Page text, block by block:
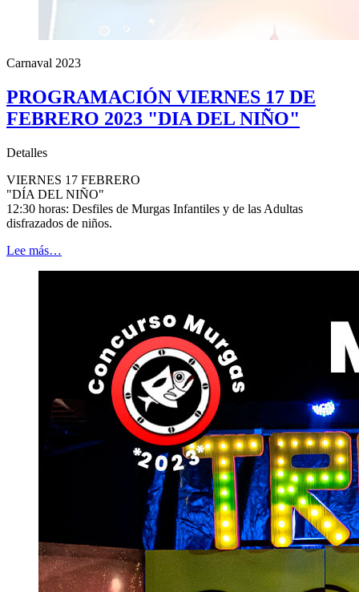
Carnaval 2023
PROGRAMACIÓN VIERNES 17 DE
FEBRERO 2023 "DIA DEL NIÑO"
Detalles
VIERNES 17 FEBRERO
"DÍA DEL NIÑO"
12:30 horas: Desfiles de Murgas Infantiles y de las Adultas
disfrazados de niños.
Lee más…